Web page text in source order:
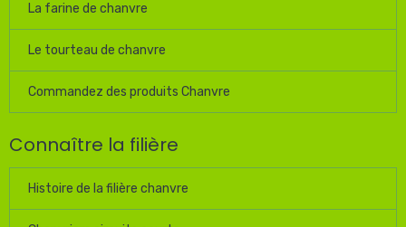
La farine de chanvre
Le tourteau de chanvre
Commandez des produits Chanvre
Connaître la filière
Histoire de la filière chanvre